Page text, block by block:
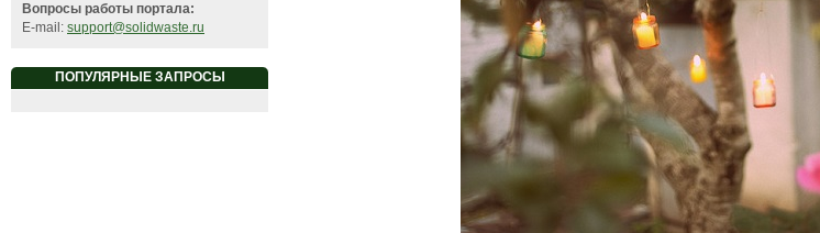
Вопросы работы портала:
E-mail: support@solidwaste.ru
ПОПУЛЯРНЫЕ ЗАПРОСЫ